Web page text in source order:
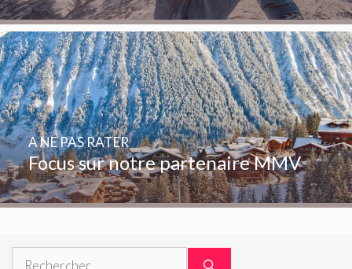
Focus sur notre partenaire MMV
A NE PAS RATER